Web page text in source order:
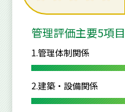
管理評価主要5項目
1.管理体制関係
2.建築・設備関係